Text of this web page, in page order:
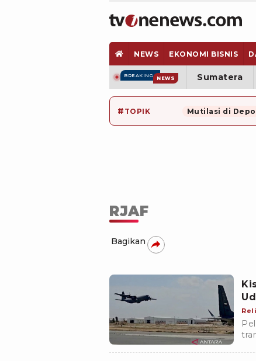
NEWS EKONOMI BISNIS
BREAKING NEWS Sumatera
# TOPIK Mutilasi di
RJAF
Bagikan